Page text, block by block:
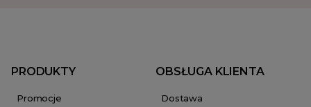
PRODUKTY
Promocje
OBSŁUGA KLIENTA
Dostawa